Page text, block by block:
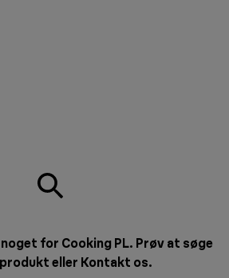
for Cooking PL. Prøv at søge
eller Kontakt os.